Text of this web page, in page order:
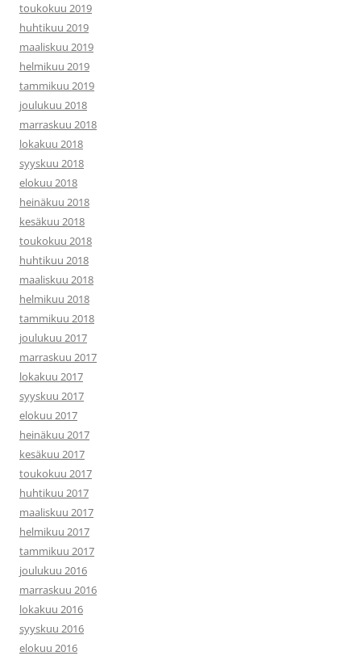
toukokuu 2019
huhtikuu 2019
maaliskuu 2019
helmikuu 2019
tammikuu 2019
joulukuu 2018
marraskuu 2018
lokakuu 2018
syyskuu 2018
elokuu 2018
heinäkuu 2018
kesäkuu 2018
toukokuu 2018
huhtikuu 2018
maaliskuu 2018
helmikuu 2018
tammikuu 2018
joulukuu 2017
marraskuu 2017
lokakuu 2017
syyskuu 2017
elokuu 2017
heinäkuu 2017
kesäkuu 2017
toukokuu 2017
huhtikuu 2017
maaliskuu 2017
helmikuu 2017
tammikuu 2017
joulukuu 2016
marraskuu 2016
lokakuu 2016
syyskuu 2016
elokuu 2016